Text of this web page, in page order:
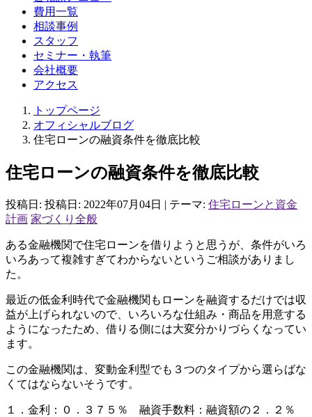
費用一覧
相談事例
スタッフ
セミナー・執筆
会社概要
アクセス
トップページ
オフィシャルブログ
住宅ローンの融資条件を徹底比較
住宅ローンの融資条件を徹底比較
投稿日: 投稿日: 2022年07月04日 | テーマ: 住宅ローンと資金
計画 家づくり全般
ある金融機関で住宅ローンを借りようと思うが、条件がいろ
いろあって複雑すぎてわからないというご相談がありまし
た。
最近の低金利時代で金融機関もローンを融資するだけでは収
益が上げられないので、いろいろな仕組み・商品を用意する
ようになったため、借りる側には大変分かりづらくなってい
ます。
この金融機関は、変動金利型でも３つのタイプから選らばな
くてはならないそうです。
１．金利：０．３７５％ 融資手数料：融資額の２．２％